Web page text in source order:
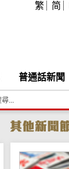
繁 简
普通話新聞